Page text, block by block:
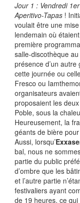
Jour 1 : Vendredi
Aperitivo-Tapas !
voulait être une
lendemain où
première
salle-discothèque
présence d’un
cette journée ou
Fresco ou
organisateurs
proposaient les
Poble, sous la
Heureusement, la
géants de bière
Aussi, lorsqu’
bal, nous ne
partie du public
d’ombre que les
et l’autre partie
festivaliers ayant
de 19 heures, ce